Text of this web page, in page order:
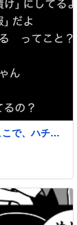
で、ハチワ
りえないセ
化部分ふく